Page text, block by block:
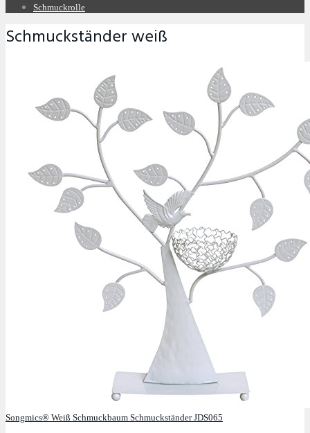
Schmuckrolle
Schmuckständer weiß
Songmics® Weiß Schmuckbaum Schmuckständer JDS065